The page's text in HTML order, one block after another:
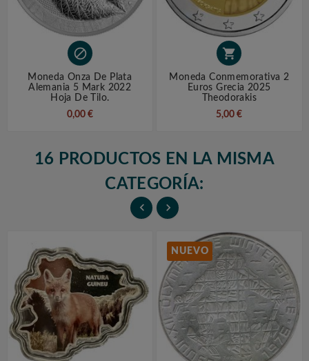

Moneda Onza De Plata
Alemania 5 Mark 2022
Hoja De Tilo.
0,00 €

Moneda Conmemorativa 2
Euros Grecia 2025
Theodorakis
5,00 €
16 PRODUCTOS EN LA MISMA
CATEGORÍA:
 
NUEVO